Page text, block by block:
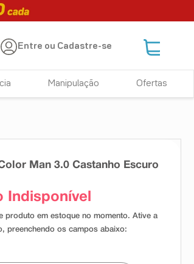
Entre ou Cadastre-se
Manipulação Ofertas
Man 3.0 Castanho Escuro